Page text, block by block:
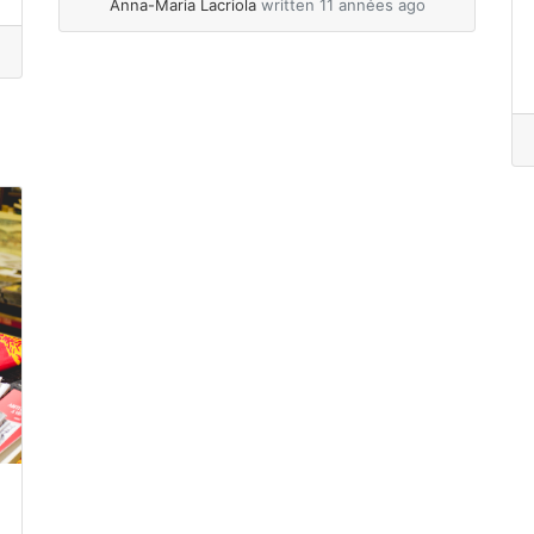
Anna-Maria Lacriola written 11 années ago